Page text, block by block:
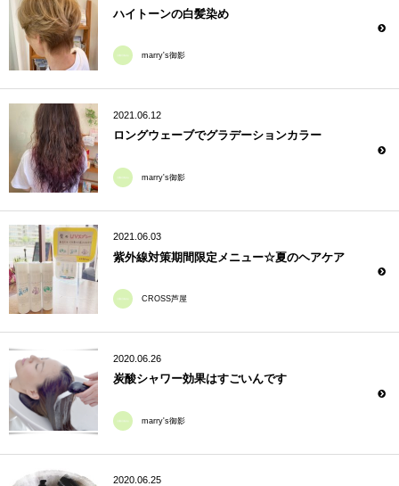
ハイトーンの白髪染め
marry's御影
2021.06.12
ロングウェーブでグラデーションカラー
marry's御影
2021.06.03
紫外線対策期間限定メニュー☆夏のヘアケア
CROSS芦屋
2020.06.26
炭酸シャワー効果はすごいんです
marry's御影
2020.06.25